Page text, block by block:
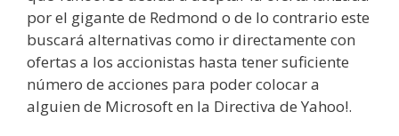
por el gigante de Redmond o de lo contrario este
buscará alternativas como ir directamente con
ofertas a los accionistas hasta tener suficiente
número de acciones para poder colocar a
alguien de Microsoft en la Directiva de Yahoo!.